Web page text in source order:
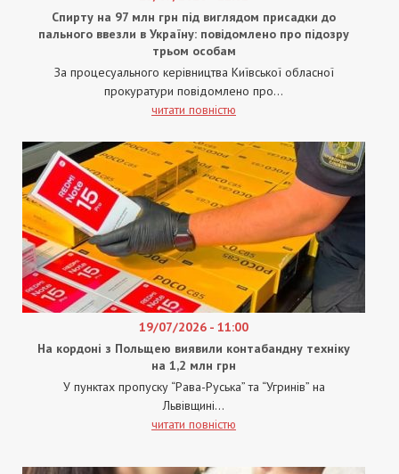
Спирту на 97 млн грн під виглядом присадки до
пального ввезли в Україну: повідомлено про підозру
трьом особам
За процесуального керівництва Київської обласної
прокуратури повідомлено про...
читати повністю
19/07/2026 - 11:00
На кордоні з Польщею виявили контабандну техніку
на 1,2 млн грн
У пунктах пропуску “Рава-Руська” та “Угринів” на
Львівщині...
читати повністю